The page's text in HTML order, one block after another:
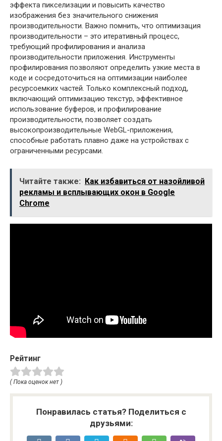
эффекта пикселизации и повысить качество
изображения без значительного снижения
производительности. Важно помнить, что оптимизация
производительности – это итеративный процесс,
требующий профилирования и анализа
производительности приложения. Инструменты
профилирования позволяют определить узкие места в
коде и сосредоточиться на оптимизации наиболее
ресурсоемких частей. Только комплексный подход,
включающий оптимизацию текстур, эффективное
использование буферов, и профилирование
производительности, позволяет создать
высокопроизводительные WebGL-приложения,
способные работать плавно даже на устройствах с
ограниченными ресурсами.
Читайте также:
Как избавиться от назойливой
рекламы и всплывающих окон в Google
Chrome
Рейтинг
( Пока оценок нет )
Понравилась статья? Поделиться с
друзьями: